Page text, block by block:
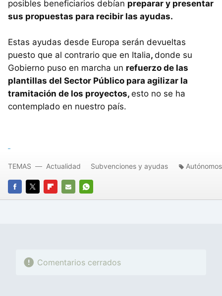
posibles beneficiarios debían preparar y presentar
sus propuestas para recibir las ayudas.
Estas ayudas desde Europa serán devueltas
puesto que al contrario que en Italia, donde su
Gobierno puso en marcha un refuerzo de las
plantillas del Sector Público para agilizar la
tramitación de los proyectos, esto no se ha
contemplado en nuestro país.
FACEBOOK
TWITTERFLIPBOARD
E-
WHATSAPP
TEMAS Actualidad Subvenciones y ayudas Autónomos
Comentarios cerrados